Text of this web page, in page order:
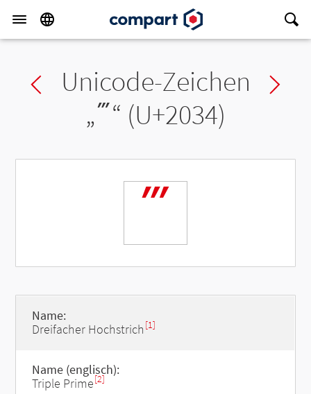
Previous char
Unicode-Zeichen
„‴“ (U+2034)
‴
Name:
Dreifacher Hochstrich [1]
Name (englisch):
Triple Prime[2]